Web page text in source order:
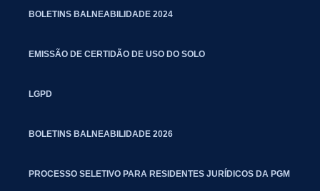
BOLETINS BALNEABILIDADE 2024
EMISSÃO DE CERTIDÃO DE USO DO SOLO
LGPD
BOLETINS BALNEABILIDADE 2026
PROCESSO SELETIVO PARA RESIDENTES JURÍDICOS DA PGM